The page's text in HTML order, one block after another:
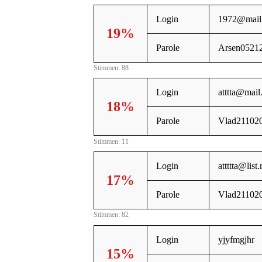
19%
Login
Parole
Stimmen: 88
18%
Login
Parole
Stimmen: 11
17%
Login
Parole
Stimmen: 82
15%
Login yjyfmgjhr